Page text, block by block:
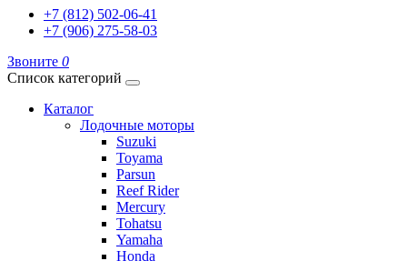
+7 (812) 502-06-41
+7 (906) 275-58-03
Звоните 0
Список категорий
Каталог
Лодочные моторы
Suzuki
Toyama
Parsun
Reef Rider
Mercury
Tohatsu
Yamaha
Honda